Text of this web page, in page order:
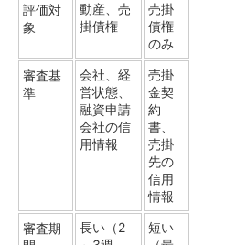
評価対
象
動産、売
掛債権
売掛
債権
のみ
審査基
準
会社、経
営状態、
融資申請
会社の信
用情報
売掛
金契
約
書、
売掛
先の
信用
情報
審査期
長い（2
短い